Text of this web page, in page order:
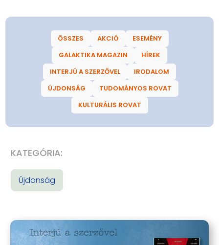
ÖSSZES AKCIÓ
ESEMÉNY
GALAKTIKA MAGAZIN
HÍREK
INTERJÚ A SZERZŐVEL
IRODALOM
ÚJDONSÁG
TUDOMÁNYOS ROVAT
KULTURÁLIS ROVAT
KATEGÓRIA:
Újdonság